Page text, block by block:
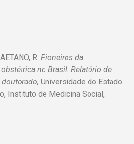
R. Pioneiros da
no Brasil. Relatório de
Universidade do Estado
Instituto de Medicina Social,